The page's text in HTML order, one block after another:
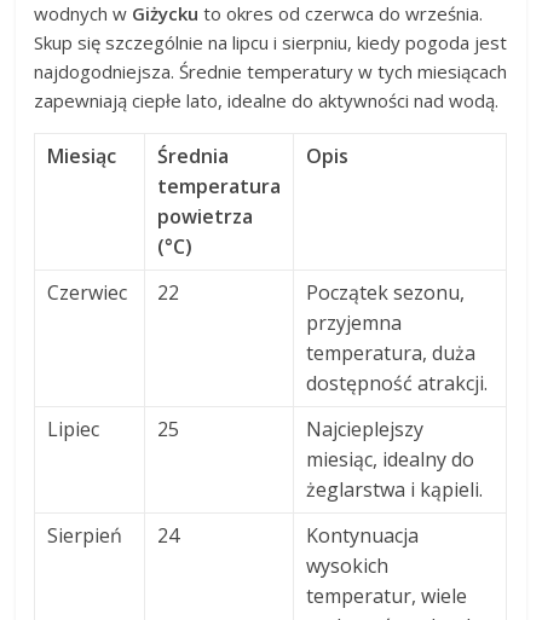
wodnych w Giżycku to okres od czerwca do września.
Skup się szczególnie na lipcu i sierpniu, kiedy pogoda jest
najdogodniejsza. Średnie temperatury w tych miesiącach
zapewniają ciepłe lato, idealne do aktywności nad wodą.
Miesiąc
Średnia
temperatura
powietrza
(°C)
Opis
Czerwiec 22
Początek sezonu,
przyjemna
temperatura, duża
dostępność atrakcji.
Lipiec
25
Najcieplejszy
miesiąc, idealny do
żeglarstwa i kąpieli.
Sierpień
24
Kontynuacja
wysokich
temperatur, wiele